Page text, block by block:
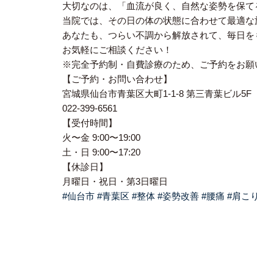
大切なのは、「血流が良く、自然な姿勢を保て
当院では、その日の体の状態に合わせて最適な
あなたも、つらい不調から解放されて、毎日
お気軽にご相談ください！
※完全予約制・自費診療のため、ご予約をお願
【ご予約・お問い合わせ】
宮城県仙台市青葉区大町1-1-8 第三青葉ビル5F
022-399-6561
【受付時間】
火〜金 9:00〜19:00
土・日 9:00〜17:20
【休診日】
月曜日・祝日・第3日曜日
#仙台市 #青葉区 #整体 #姿勢改善 #腰痛 #肩こり